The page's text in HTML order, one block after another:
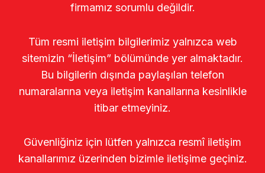
firmamız sorumlu değildir.
Tüm resmi iletişim bilgilerimiz yalnızca web
sitemizin “İletişim” bölümünde yer almaktadır.
Bu bilgilerin dışında paylaşılan telefon
numaralarına veya iletişim kanallarına kesinlikle
itibar etmeyiniz.
Güvenliğiniz için lütfen yalnızca resmî iletişim
kanallarımız üzerinden bizimle iletişime geçiniz.